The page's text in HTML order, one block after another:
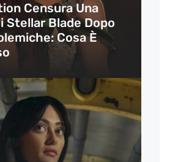
Censura Una
Stellar Blade Dopo
Cosa È